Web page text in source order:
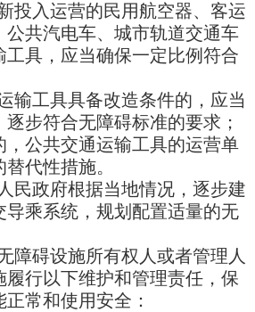
入运营的民用航空器、客运
公共汽电车、城市轨道交通车
工具，应当确保一定比例符合
输工具具备改造条件的，应当
步符合无障碍标准的要求；
，公共交通运输工具的运营单
代性措施。
民政府根据当地情况，逐步建
导乘系统，规划配置适量的无
碍设施所有权人或者管理人
履行以下维护和管理责任，保
常和使用安全：